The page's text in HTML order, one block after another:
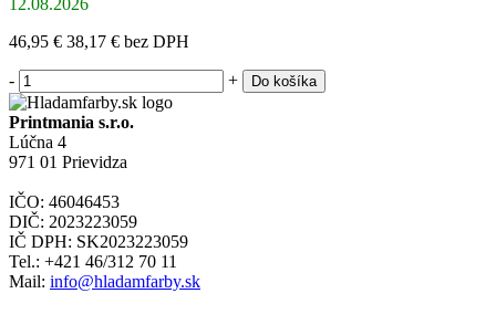
12.08.2026
46,95 € 38,17 € bez DPH
- + Do košíka
Printmania s.r.o.
Lúčna 4
971 01 Prievidza
IČO: 46046453
DIČ: 2023223059
IČ DPH: SK2023223059
Tel.: +421 46/312 70 11
Mail: info@hladamfarby.sk